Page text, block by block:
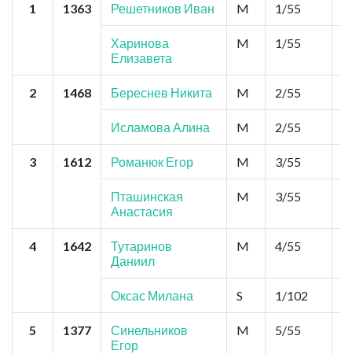
1 1363 Решетников Иван M 1/55
Харинова
Елизавета
M 1/55
2 1468 Береснев Никита M 2/55
Исламова Алина M 2/55
3 1612 Романюк Егор M 3/55
Пташинская
Анастасия
M 3/55
4 1642
Тутаринов
Даниил
M 4/55
Оксас Милана S 1/102
5 1377
Синельников
Егор
M 5/55